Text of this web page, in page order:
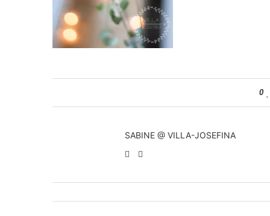
0
SABINE @ VILLA-JOSEFINA